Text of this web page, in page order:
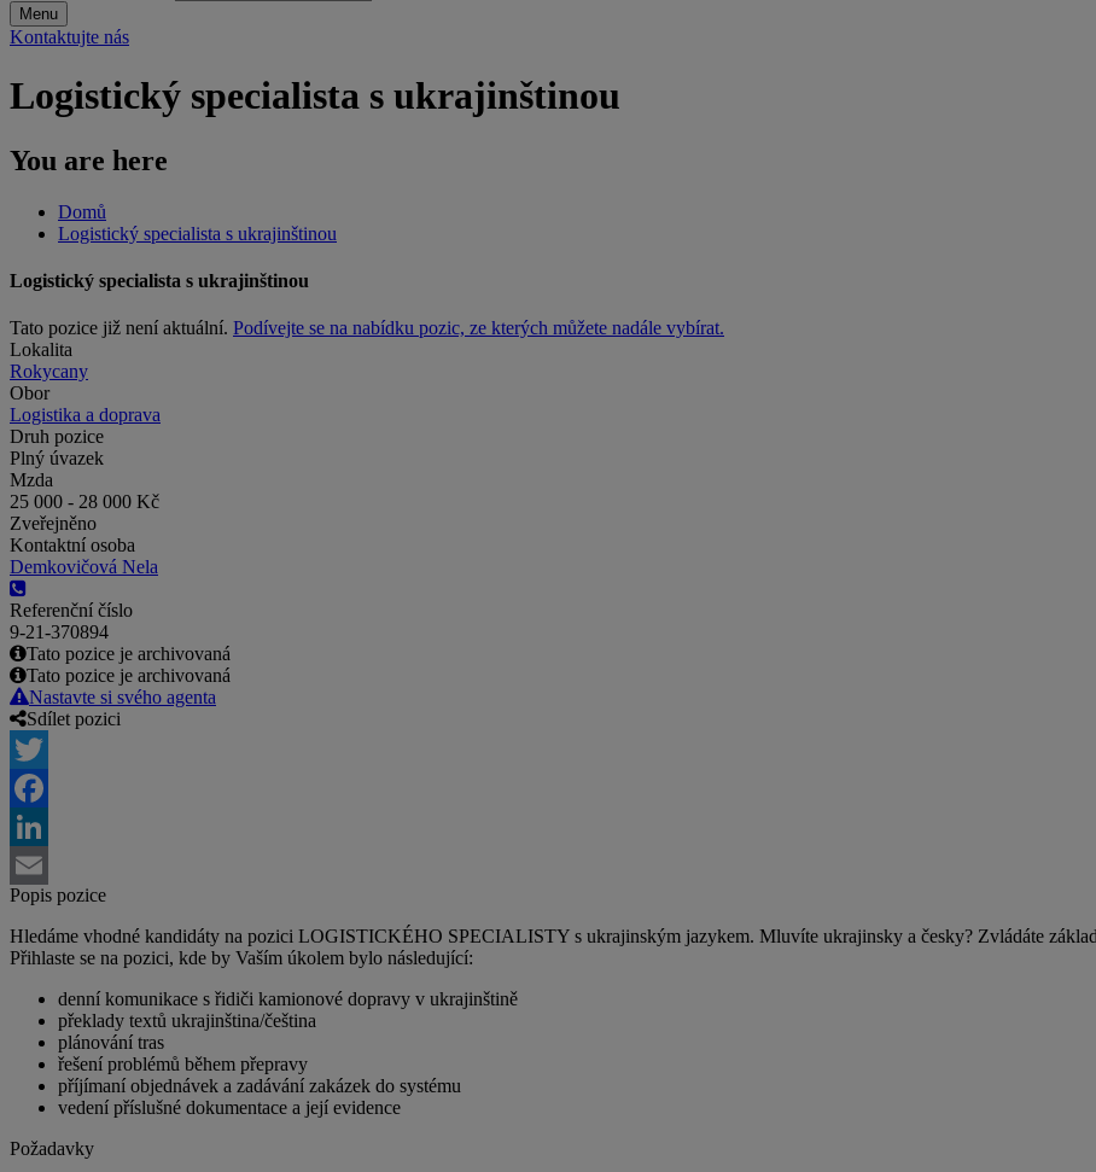
Menu
Kontaktujte nás
Logistický specialista s ukrajinštinou
You are here
Domů
Logistický specialista s ukrajinštinou
Logistický specialista s ukrajinštinou
Tato pozice již není aktuální. Podívejte se na nabídku pozic, ze kterých můžete nadále vybírat.
Lokalita
Rokycany
Obor
Logistika a doprava
Druh pozice
Plný úvazek
Mzda
25 000 - 28 000 Kč
Zveřejněno
Kontaktní osoba
Demkovičová Nela
Referenční číslo
9-21-370894
Tato pozice je archivovaná
Tato pozice je archivovaná
Nastavte si svého agenta
Sdílet pozici
Twitter
Facebook
LinkedIn
Email
Popis pozice
Hledáme vhodné kandidáty na pozici LOGISTICKÉHO SPECIALISTY s ukrajinským jazykem. Mluvíte ukrajinsky a česky? Zvládáte
Přihlaste se na pozici, kde by Vaším úkolem bylo následující:
denní komunikace s řidiči kamionové dopravy v ukrajinštině
překlady textů ukrajinština/čeština
plánování tras
řešení problémů během přepravy
příjímaní objednávek a zadávání zakázek do systému
vedení příslušné dokumentace a její evidence
Požadavky